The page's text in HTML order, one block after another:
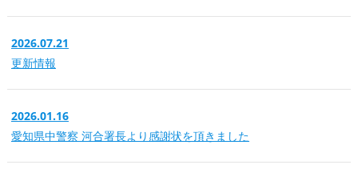
2026.07.21
更新情報
2026.01.16
愛知県中警察 河合署長より感謝状を頂きました